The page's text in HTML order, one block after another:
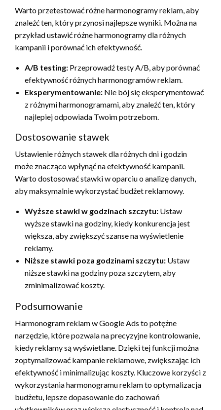
Warto przetestować różne harmonogramy reklam, aby
znaleźć ten, który przynosi najlepsze wyniki. Można na
przykład ustawić różne harmonogramy dla różnych
kampanii i porównać ich efektywność.
A/B testing: Przeprowadź testy A/B, aby porównać
efektywność różnych harmonogramów reklam.
Eksperymentowanie: Nie bój się eksperymentować
z różnymi harmonogramami, aby znaleźć ten, który
najlepiej odpowiada Twoim potrzebom.
Dostosowanie stawek
Ustawienie różnych stawek dla różnych dni i godzin
może znacząco wpłynąć na efektywność kampanii.
Warto dostosować stawki w oparciu o analizę danych,
aby maksymalnie wykorzystać budżet reklamowy.
Wyższe stawki w godzinach szczytu: Ustaw
wyższe stawki na godziny, kiedy konkurencja jest
większa, aby zwiększyć szanse na wyświetlenie
reklamy.
Niższe stawki poza godzinami szczytu: Ustaw
niższe stawki na godziny poza szczytem, aby
zminimalizować koszty.
Podsumowanie
Harmonogram reklam w Google Ads to potężne
narzędzie, które pozwala na precyzyjne kontrolowanie,
kiedy reklamy są wyświetlane. Dzięki tej funkcji można
zoptymalizować kampanie reklamowe, zwiększając ich
efektywność i minimalizując koszty. Kluczowe korzyści z
wykorzystania harmonogramu reklam to optymalizacja
budżetu, lepsze dopasowanie do zachowań